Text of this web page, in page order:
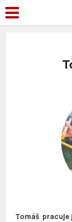
Tomáš pracuje